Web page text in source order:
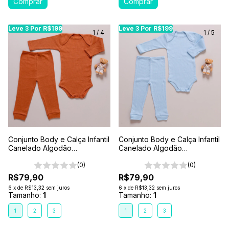
Leve 3 Por R$199
Leve 3 Por R$199 Leve 3 Por R$199 Leve
1 / 4
Conjunto Body e Calça Infantil
Canelado Algodão
Caramelo
(0)
R$79,90
6 x de R$13,32 sem juros
Tamanho: 1
1 2 3
Leve 3 Por R$199
Leve 3 Por R$199
1 / 5
Conjunto Body e Calça Infantil
Canelado Algodão
(0)
R$79,90
6 x de R$13,32 sem juros
Tamanho: 1
1 2 3